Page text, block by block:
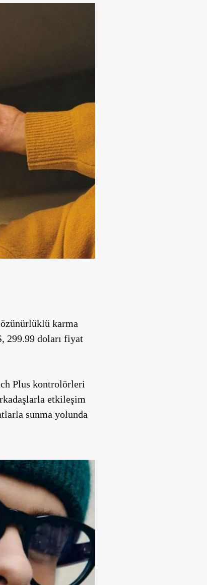
karma
299.99 doları fiyat
Plus kontrolörleri
etkileşim
sunma yolunda